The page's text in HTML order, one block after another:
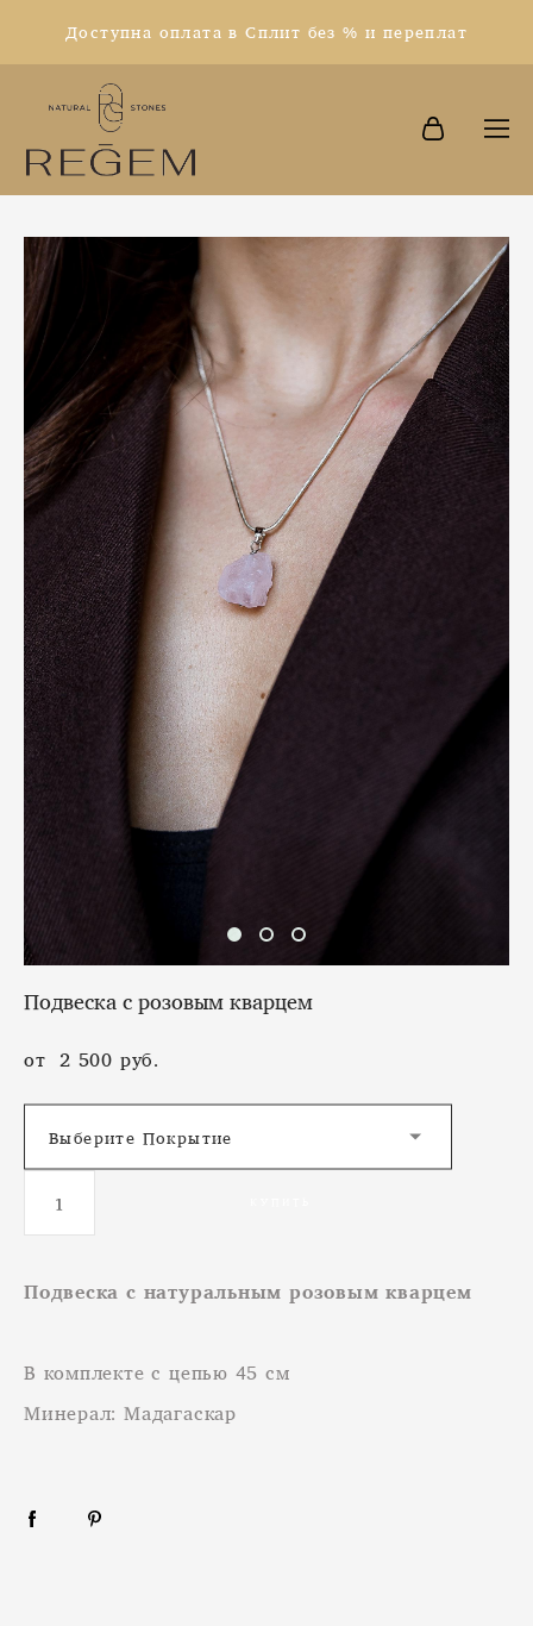
Доступна оплата в Сплит без % и переплат
Подвеска с розовым кварцем
от 2 500 pуб.
Выберите Покрытие
Подвеска с натуральным розовым кварцем
В комплекте с цепью 45 см
Минерал: Мадагаскар